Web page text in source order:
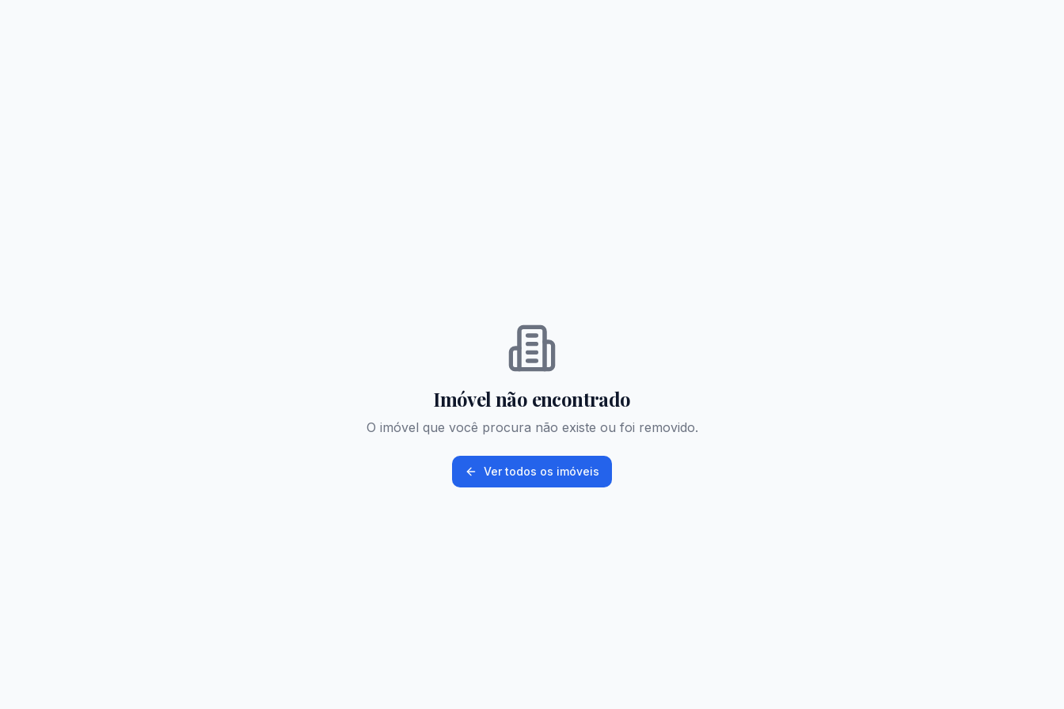
Imóvel não encontrado
O imóvel que você procura não existe ou foi removido.
Ver todos os imóveis